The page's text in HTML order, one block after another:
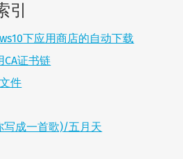
下应用商店的自动下载
CA证书链
件
写成一首歌)/五月天